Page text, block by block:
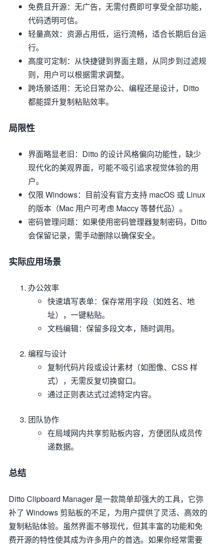
免费且开源：无广告，无需付费即可享受全部功能，
代码透明可信。
轻量高效：资源占用低，运行流畅，适合长期后台运
行。
高度可定制：从快捷键到界面主题，从同步到过滤规
则，用户可以根据需求调整。
跨场景适用：无论日常办公、编程还是设计，Ditto
都能提升复制粘贴效率。
局限性
界面略显老旧：Ditto 的设计风格偏向功能性，缺少
现代化的美观界面，可能不吸引追求视觉体验的用
户。
仅限 Windows：目前没有官方支持 macOS 或 Linux
的版本（Mac 用户可考虑 Maccy 等替代品）。
密码管理问题：如果使用密码管理器复制密码，Ditto
会保留记录，需手动删除以确保安全。
实际应用场景
办公效率
快速填写表单：保存常用字段（如姓名、地
址），一键粘贴。
文档编辑：保留多段文本，随时调用。
编程与设计
复制代码片段或设计素材（如图像、CSS 样
式），无需反复切换窗口。
通过正则表达式过滤特定内容。
团队协作
在局域网内共享剪贴板内容，方便团队成员传
递数据。
总结
Ditto Clipboard Manager 是一款简单却强大的工具，它弥
补了 Windows 剪贴板的不足，为用户提供了灵活、高效的
复制粘贴体验。虽然界面不够现代，但其丰富的功能和免
费开源的特性使其成为许多用户的首选。如果你经常需要